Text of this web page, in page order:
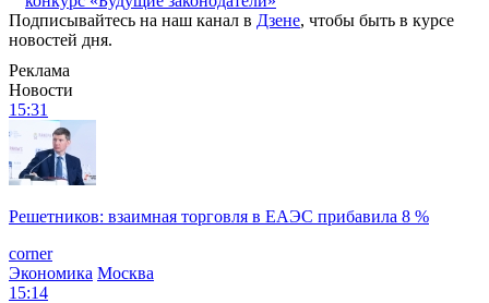
Подписывайтесь на наш канал в Дзене, чтобы быть в курсе
новостей дня.
Реклама
Новости
15:31
Решетников: взаимная торговля в ЕАЭС прибавила 8 %
corner
Экономика Москва
15:14